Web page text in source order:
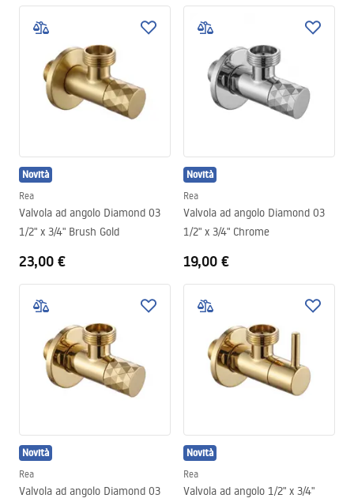
Novità
Rea
Valvola ad angolo Diamond 03
1/2" x 3/4" Brush Gold
23,00 €
Novità
Rea
Valvola ad angolo Diamond 03
1/2" x 3/4" Chrome
19,00 €
Novità
Rea
Valvola ad angolo Diamond 03
Novità
Rea
Valvola ad angolo 1/2" x 3/4"